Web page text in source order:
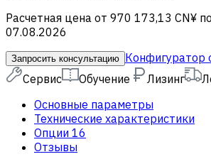
Расчетная цена от 970 173,13 CN¥
07.08.2026
Запросить консультацию Конфигуратор
Сервис
Обучение Лизинг
Основные параметры
Технические характеристики
Опции 16
Отзывы